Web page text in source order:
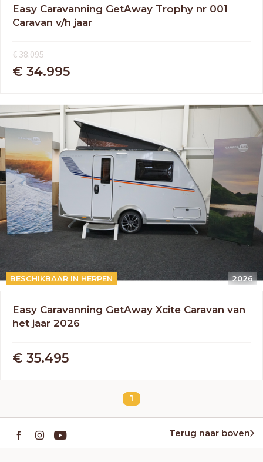
Easy Caravanning GetAway Trophy nr 001
Caravan v/h jaar
€ 38.095
€ 34.995
2026
BESCHIKBAAR IN HERPEN
Easy Caravanning GetAway Xcite Caravan van
het jaar 2026
€ 35.495
1
OUD GASTEL
Eura Mobil
Terug naar boven